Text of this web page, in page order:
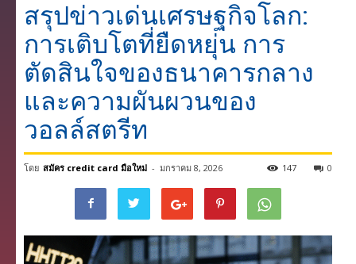
สรุปข่าวเด่นเศรษฐกิจโลก:
การเติบโตที่ยืดหยุ่น การ
ตัดสินใจของธนาคารกลาง
และความผันผวนของ
วอลล์สตรีท
โดย สมัคร credit card มือใหม่ - มกราคม 8, 2026 0
147